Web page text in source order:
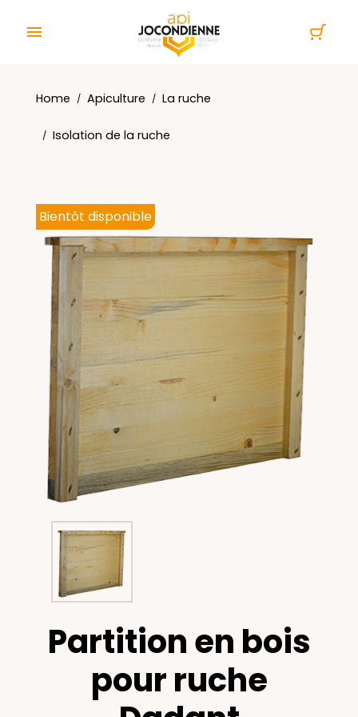

Home Apiculture La ruche
Isolation de la ruche
Bientôt disponible
Partition en bois
pour ruche